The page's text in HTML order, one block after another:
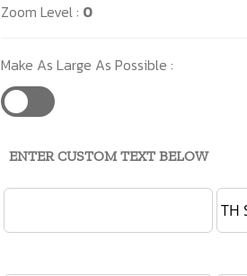
Zoom Level : 0
Make As Large As Possible :
ENTER CUSTOM TEXT BELOW